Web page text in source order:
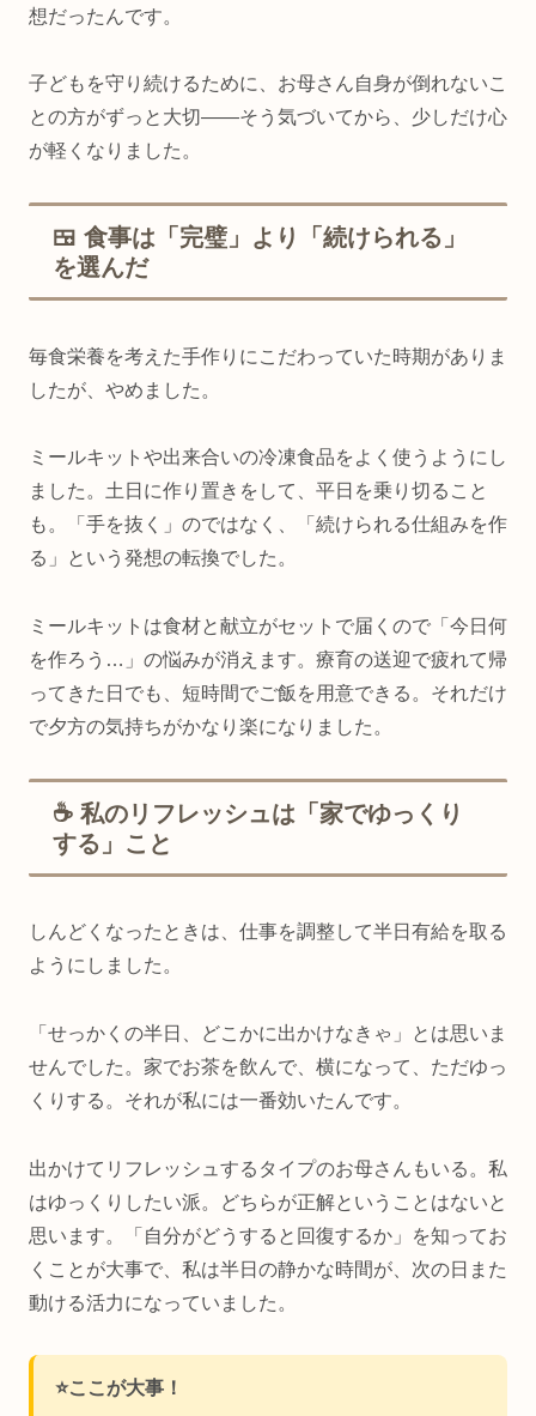
想だったんです。
子どもを守り続けるために、お母さん自身が倒れないこ
との方がずっと大切——そう気づいてから、少しだけ心
が軽くなりました。
🍱 食事は「完璧」より「続けられる」
を選んだ
毎食栄養を考えた手作りにこだわっていた時期がありま
したが、やめました。
ミールキットや出来合いの冷凍食品をよく使うようにし
ました。土日に作り置きをして、平日を乗り切ること
も。「手を抜く」のではなく、「続けられる仕組みを作
る」という発想の転換でした。
ミールキットは食材と献立がセットで届くので「今日何
を作ろう…」の悩みが消えます。療育の送迎で疲れて帰
ってきた日でも、短時間でご飯を用意できる。それだけ
で夕方の気持ちがかなり楽になりました。
☕ 私のリフレッシュは「家でゆっくり
する」こと
しんどくなったときは、仕事を調整して半日有給を取る
ようにしました。
「せっかくの半日、どこかに出かけなきゃ」とは思いま
せんでした。家でお茶を飲んで、横になって、ただゆっ
くりする。それが私には一番効いたんです。
出かけてリフレッシュするタイプのお母さんもいる。私
はゆっくりしたい派。どちらが正解ということはないと
思います。「自分がどうすると回復するか」を知ってお
くことが大事で、私は半日の静かな時間が、次の日また
動ける活力になっていました。
⭐️ここが大事！